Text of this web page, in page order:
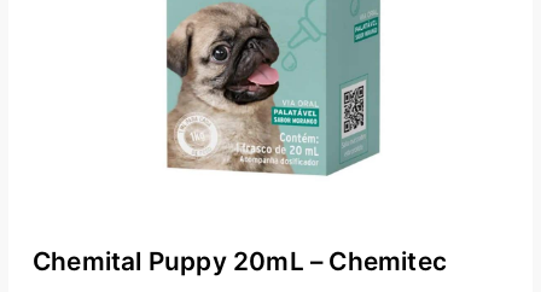
Chemital Puppy 20mL – Chemitec